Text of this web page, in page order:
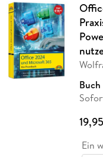
Ein